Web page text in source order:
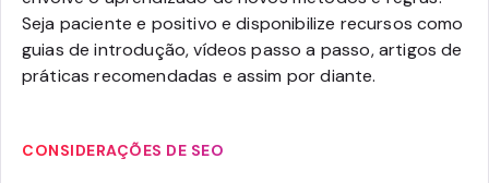
Seja paciente e positivo e disponibilize recursos como
guias de introdução, vídeos passo a passo, artigos de
práticas recomendadas e assim por diante.
CONSIDERAÇÕES DE SEO